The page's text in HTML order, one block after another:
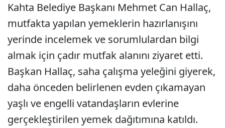
Kahta Belediye Başkanı Mehmet Can Hallaç,
mutfakta yapılan yemeklerin hazırlanışını
yerinde incelemek ve sorumlulardan bilgi
almak için çadır mutfak alanını ziyaret etti.
Başkan Hallaç, saha çalışma yeleğini giyerek,
daha önceden belirlenen evden çıkamayan
yaşlı ve engelli vatandaşların evlerine
gerçekleştirilen yemek dağıtımına katıldı.